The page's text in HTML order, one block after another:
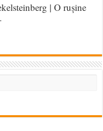
| O rușine